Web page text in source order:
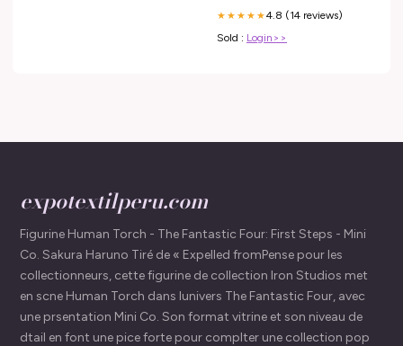
★★★★★4.8 (14 reviews)
Sold : Login>>
expotextilperu.com
Figurine Human Torch - The Fantastic Four: First Steps - Mini
Co. Sakura Haruno Tiré de « Expelled fromPense pour les
collectionneurs, cette figurine de collection Iron Studios met
en scne Human Torch dans lunivers The Fantastic Four, avec
une prsentation Mini Co. Son format vitrine et son niveau de
dtail en font une pice forte pour complter une collection pop